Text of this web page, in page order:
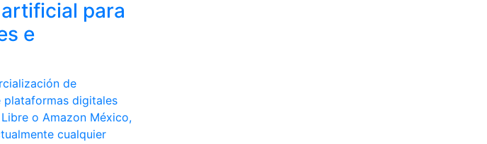
para
e
de
plataformas digitales
o Amazon México,
cualquier